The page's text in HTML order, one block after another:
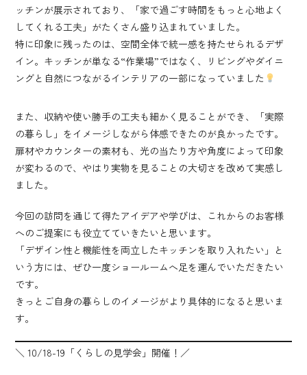
ッチンが展示されており、「家で過ごす時間をもっと心地よく
してくれる工夫」がたくさん盛り込まれていました。
特に印象に残ったのは、空間全体で統一感を持たせられるデザ
イン。キッチンが単なる“作業場”ではなく、リビングやダイニ
ングと自然につながるインテリアの一部になっていました
また、収納や使い勝手の工夫も細かく見ることができ、「実際
の暮らし」をイメージしながら体感できたのが良かったです。
扉材やカウンターの素材も、光の当たり方や角度によって印象
が変わるので、やはり実物を見ることの大切さを改めて実感し
ました。
今回の訪問を通じて得たアイデアや学びは、これからのお客様
へのご提案にも役立てていきたいと思います。
「デザイン性と機能性を両立したキッチンを取り入れたい」と
いう方には、ぜひ一度ショールームへ足を運んでいただきたい
です。
きっとご自身の暮らしのイメージがより具体的になると思いま
す。
＼ 10/18-19「くらしの見学会」開催！／